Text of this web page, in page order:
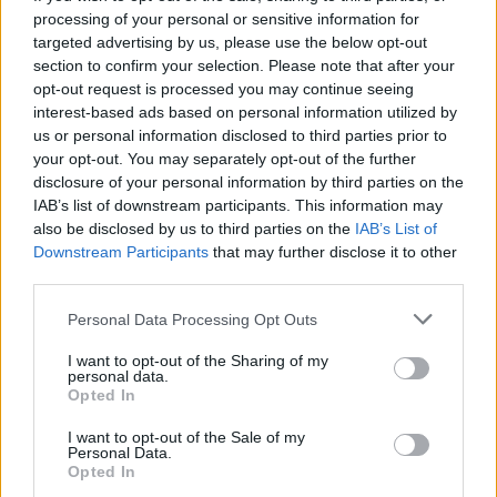
processing of your personal or sensitive information for
targeted advertising by us, please use the below opt-out
section to confirm your selection. Please note that after your
opt-out request is processed you may continue seeing
interest-based ads based on personal information utilized by
us or personal information disclosed to third parties prior to
your opt-out. You may separately opt-out of the further
disclosure of your personal information by third parties on the
IAB’s list of downstream participants. This information may
also be disclosed by us to third parties on the IAB’s List of
Downstream Participants that may further disclose it to other
Personal Data Processing Opt Outs
I want to opt-out of the Sharing of my
personal data.
Opted In
I want to opt-out of the Sale of my
Personal Data.
Opted In
αιτία θανάτου - το 3χρονο παιδί της
αναμένεται να παραλάβει σήμερα η
21χρονη αδερφή του, που ταξίδεψε από
την Ολλανδία
Προφυλακίστηκαν ο δήμαρχος
Στυλίδας και δύο ακόμη
κατηγορούμενοι για την
πυρκαγιά στη Βοιωτία
ΠΡΙΝ 7 ΏΡΕΣ
Ομόφωνη απόφαση Ανακρίτριας και
Εισαγγελέα μετά από πολύωρη
διαδικασία που ολοκληρώθηκε τα
Γιατί δεν έσωσα το κουτάβι: Ο ερευνητής που
κατέγραφε τη συμβίωση του μικρού σκυλιού
με αγέλη λύκων εξηγεί γιατί δεν επενέβη